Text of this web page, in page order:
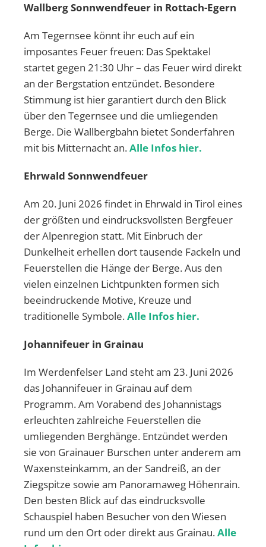
Wallberg Sonnwendfeuer in Rottach-Egern
Am Tegernsee könnt ihr euch auf ein
imposantes Feuer freuen: Das Spektakel
startet gegen 21:30 Uhr – das Feuer wird direkt
an der Bergstation entzündet. Besondere
Stimmung ist hier garantiert durch den Blick
über den Tegernsee und die umliegenden
Berge. Die Wallbergbahn bietet Sonderfahren
mit bis Mitternacht an.Alle Infos hier.
Ehrwald Sonnwendfeuer
Am 20. Juni 2026 findet in Ehrwald in Tirol eines
der größten und eindrucksvollsten Bergfeuer
der Alpenregion statt. Mit Einbruch der
Dunkelheit erhellen dort tausende Fackeln und
Feuerstellen die Hänge der Berge. Aus den
vielen einzelnen Lichtpunkten formen sich
beeindruckende Motive, Kreuze und
traditionelle Symbole.Alle Infos hier.
Johannifeuer in Grainau
Im Werdenfelser Land steht am 23. Juni 2026
das Johannifeuer in Grainau auf dem
Programm. Am Vorabend des Johannistags
erleuchten zahlreiche Feuerstellen die
umliegenden Berghänge. Entzündet werden
sie von Grainauer Burschen unter anderem am
Waxensteinkamm, an der Sandreiß, an der
Ziegspitze sowie am Panoramaweg Höhenrain.
Den besten Blick auf das eindrucksvolle
Schauspiel haben Besucher von den Wiesen
rund um den Ort oder direkt aus Grainau.Alle